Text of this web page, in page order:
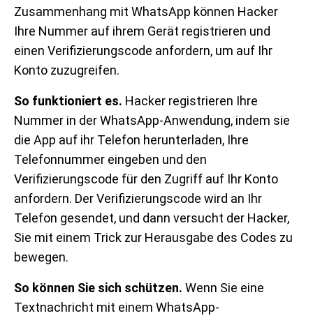
Zusammenhang mit WhatsApp können Hacker
Ihre Nummer auf ihrem Gerät registrieren und
einen Verifizierungscode anfordern, um auf Ihr
Konto zuzugreifen.
So funktioniert es. Hacker registrieren Ihre
Nummer in der WhatsApp-Anwendung, indem sie
die App auf ihr Telefon herunterladen, Ihre
Telefonnummer eingeben und den
Verifizierungscode für den Zugriff auf Ihr Konto
anfordern. Der Verifizierungscode wird an Ihr
Telefon gesendet, und dann versucht der Hacker,
Sie mit einem Trick zur Herausgabe des Codes zu
bewegen.
So können Sie sich schützen. Wenn Sie eine
Textnachricht mit einem WhatsApp-